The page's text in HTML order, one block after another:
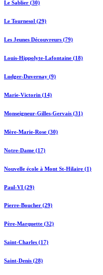
Le Sablier (30)
Le Tournesol (29)
Les Jeunes Découvreurs (79)
Louis-Hippolyte-Lafontaine (18)
Ludger-Duvernay (9)
Marie-Victorin (14)
Monseigneur-Gilles-Gervais (31)
Mère-Marie-Rose (30)
Notre-Dame (17)
Nouvelle école à Mont St-Hilaire (1)
Paul-VI (29)
Pierre-Boucher (29)
Père-Marquette (32)
Saint-Charles (17)
Saint-Denis (28)